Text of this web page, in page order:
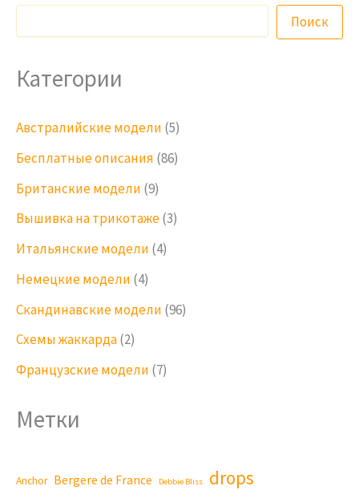
Поиск
Категории
Австралийские модели (5)
Бесплатные описания (86)
Британские модели (9)
Вышивка на трикотаже(3)
Итальянские модели (4)
Немецкие модели (4)
Скандинавские модели (96)
Схемы жаккарда(2)
Французские модели (7)
Метки
Anchor Bergere de France Debbie Bliss drops